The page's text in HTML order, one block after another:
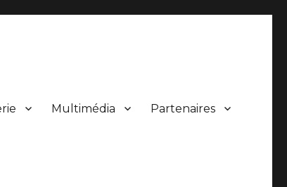
Multimédia Partenaires